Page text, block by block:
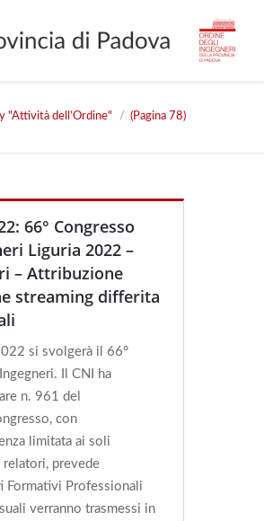
"Attività dell’Ordine" (Pagina 78)
66° Congresso
Liguria 2022 –
– Attribuzione
streaming differita
si svolgerà il 66°
Il CNI ha
n. 961 del
con
limitata ai soli
prevede
Formativi Professionali
verranno trasmessi in